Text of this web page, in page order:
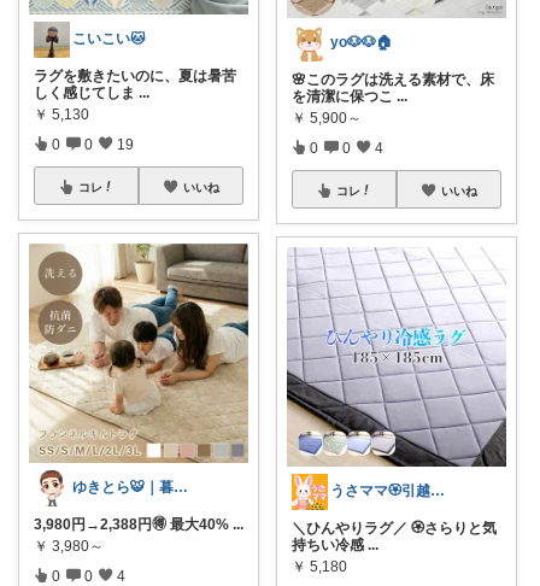
こいこい🐱
ラグを敷きたいのに、夏は暑苦
しく感じてしま ...
￥ 5,130
0 0 19
コレ いいね
ゆきとら🐯｜暮らしをラクにしたいパパ
3,980円→2,388円🉐 最大40% ...
￥ 3,980～
0 0 4
yo🐶🐶🏠
🌸このラグは洗える素材で、床
を清潔に保つこ ...
￥ 5,900～
0 0 4
コレ いいね
うさママ🏵️引越ギフト&ごみ箱＆収納
＼ひんやりラグ／ 🏵️さらりと気
持ちい冷感 ...
￥ 5,180